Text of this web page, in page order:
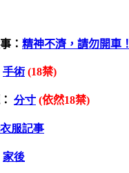
： 精神不濟，請勿開車
手術 (18禁)
分寸 (依然18禁)
服記事
家後